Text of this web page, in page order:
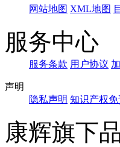
网站地图 XML地图
服务中心
服务条款 用户协议
声明
隐私声明 知识产权免
康辉旗下